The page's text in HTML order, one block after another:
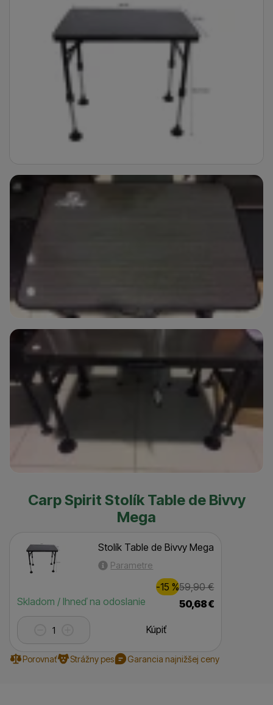
Carp Spirit Stolík Table de Bivvy
Mega
Dostupnosť
Skladom / Ihneď na odoslanie
Stolík Table de Bivvy Mega
Parametre
Pôvodná
59,90€
Zľava
9,00€
(
-15 %
)
50,68€
Kúpiť
Porovnať Strážny pes Garancia najnižšej ceny